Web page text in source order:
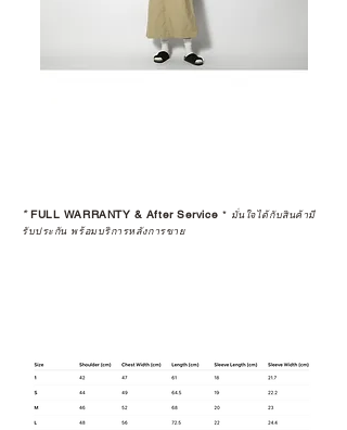
*FULL WARRANTY & After Service * มั่นใจได้กับสินค้ามี
รับประกัน พร้อมบริการหลังการขาย